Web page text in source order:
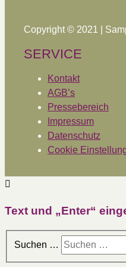
Copyright © 2021 |
SERVICE
Kontakt
AGB’s
Pressebereich
Impressum
Datenschutz
Cookie
Text und „Enter“
Suchen …